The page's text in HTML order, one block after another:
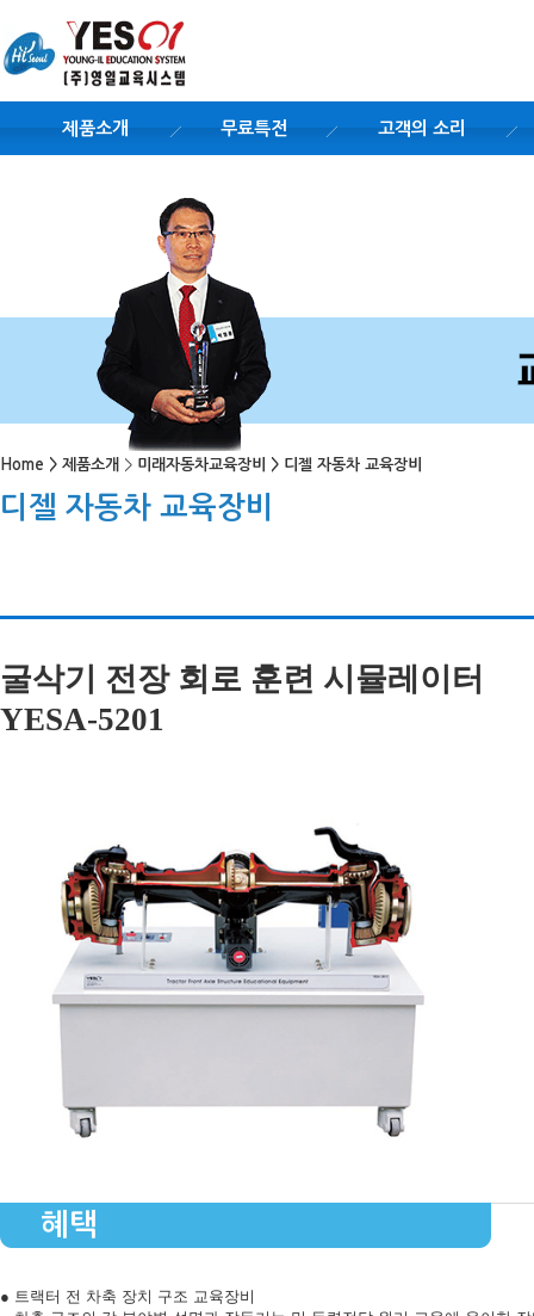
제품소개 무료특전 고객의 소리
Home > 제품소개 > 미래자동차교육장비 > 디젤 자동차 교육장비
디젤 자동차 교육장비
굴삭기 전장 회로 훈련 시뮬레이터
YESA-5201
혜택
● 트랙터 전 차축 장치 구조 교육장비